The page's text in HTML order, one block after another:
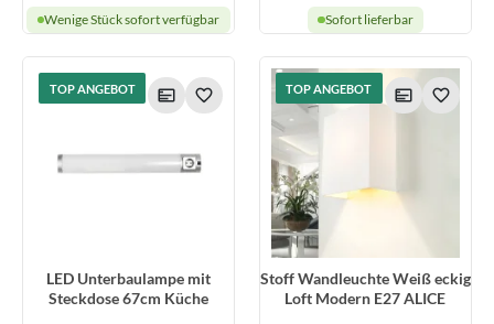
Wenige Stück sofort verfügbar Sofort lieferbar
TOP ANGEBOT
LED Unterbaulampe mit
Steckdose 67cm Küche
TOP ANGEBOT
Stoff Wandleuchte Weiß eckig
Loft Modern E27 ALICE